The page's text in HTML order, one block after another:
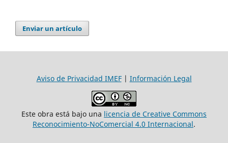
Enviar un artículo
Aviso de Privacidad IMEF| Información Legal
Este obra está bajo una licencia de Creative Commons
Reconocimiento-NoComercial 4.0 Internacional.